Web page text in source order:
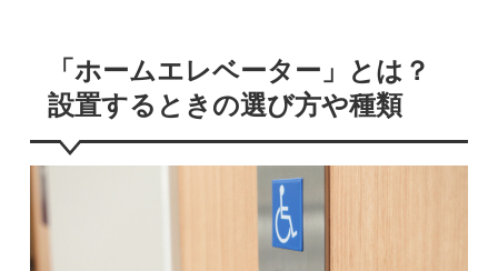
「ホームエレベーター」とは？
設置するときの選び方や種類